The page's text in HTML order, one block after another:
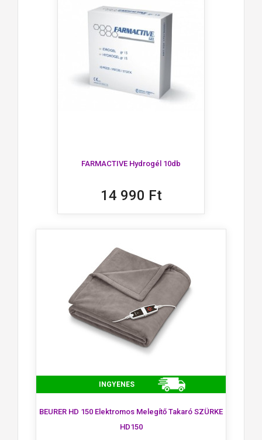
FARMACTIVE Hydrogél 10db
14 990 Ft
INGYENES
BEURER HD 150 Elektromos Melegítő Takaró SZÜRKE
HD150